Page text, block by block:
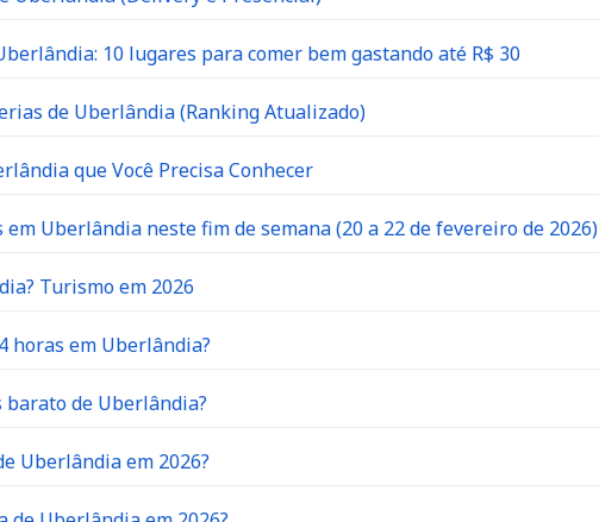
10 lugares para comer bem gastando até R$ 30
de Uberlândia (Ranking Atualizado)
que Você Precisa Conhecer
em Uberlândia neste fim de semana (20 a 22 de fevereiro de 2026)
Turismo em 2026
horas em Uberlândia?
de Uberlândia?
Uberlândia em 2026?